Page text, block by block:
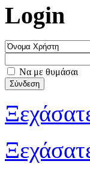
Login
Να με θυμάσαι